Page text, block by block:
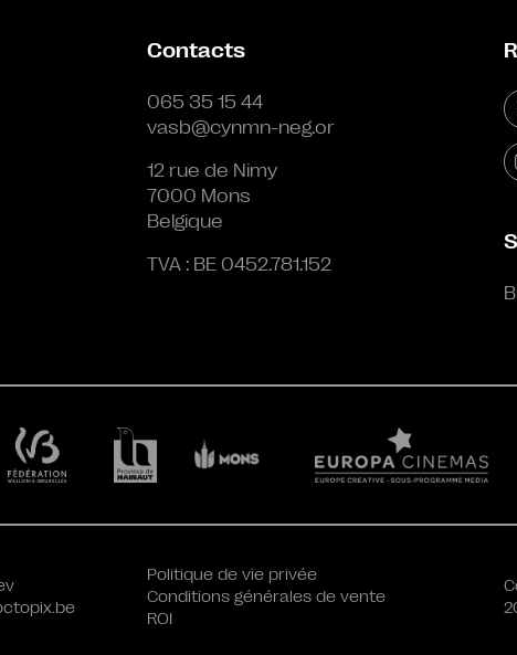
Contacts
065 35 15 44
vasb@cynmn-neg.or
12 rue de Nimy
7000 Mons
Belgique
TVA : BE 0452.781.152
Politique de vie privée
Conditions générales de vente
ROI